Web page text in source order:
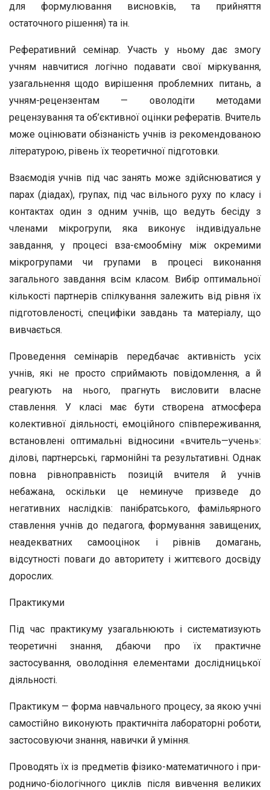
для формулювання виснов­ків, та прийняття
остаточного рішення) та ін.
Реферативний семінар. Участь у ньому дає змогу
учням навчитися логічно подавати свої міркування,
узагальнення щодо вирішення проблемних питань, а
учням-рецензентам — оволодіти методами
рецензування та об’єктивної оці­нки рефератів. Вчитель
може оцінювати обізнаність учнів із рекомендованою
літературою, рівень їх теоретичної під­готовки.
Взаємодія учнів під час занять може здійснюватися у
па­рах (діадах), групах, під час вільного руху по класу і
кон­тактах один з одним учнів, що ведуть бесіду з
членами мікрогрупи, яка виконує індивідуальне
завдання, у процесі вза-ємообміну між окремими
мікрогрупами чи групами в процесі виконання
загального завдання всім класом. Вибір оптимальної
кількості партнерів спілкування залежить від рівня їх
підготовленості, специфіки завдань та матеріалу, що
вивчається.
Проведення семінарів передбачає активність усіх
учнів, які не просто сприймають повідомлення, а й
реагують на ньо­го, прагнуть висловити власне
ставлення. У класі має бути створена атмосфера
колективної діяльності, емоційного співпереживання,
встановлені оптимальні відносини «вчи­тель—учень»:
ділові, партнерські, гармонійні та результа­тивні. Однак
повна рівноправність позицій вчителя й учнів
небажана, оскільки це неминуче призведе до
негативних наслідків: панібратського, фамільярного
ставлення учнів до педагога, формування завищених,
неадекватних самооцінок і рівнів домагань,
відсутності поваги до авторитету і життє­вого досвіду
дорослих.
Практикуми
Під час практикуму узагальнюють і систематизують
тео­ретичні знання, дбаючи про їх практичне
застосування, ово­лодіння елементами дослідницької
діяльності.
Практикум — форма навчального процесу, за якою учні
самостій­но виконують практичніта лабораторні роботи,
застосовуючи знан­ня, навички й уміння.
Проводять їх із предметів фізико-математичного і при­
родничо-біологічного циклів після вивчення великих